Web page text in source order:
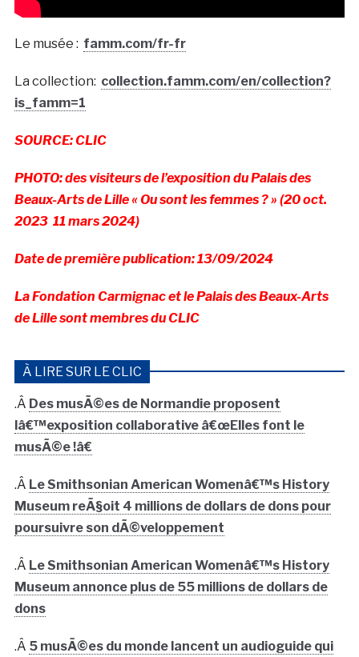
Le musée : famm.com/fr-fr
La collection: collection.famm.com/en/collection?
is_famm=1
SOURCE: CLIC
PHOTO: des visiteurs de l’exposition du Palais des
Beaux-Arts de Lille « Ou sont les femmes ? » (20 oct.
2023 11 mars 2024)
Date de première publication: 13/09/2024
La Fondation Carmignac et le Palais des Beaux-Arts
de Lille sont membres du CLIC
À LIRE SUR LE CLIC
.Â Des musÃ©es de Normandie proposent
lâ€™exposition collaborative â€œElles font le
musÃ©e !â€
.Â Le Smithsonian American Womenâ€™s History
Museum reÃ§oit 4 millions de dollars de dons pour
poursuivre son dÃ©veloppement
.Â Le Smithsonian American Womenâ€™s History
Museum annonce plus de 55 millions de dollars de
dons
.Â 5 musÃ©es du monde lancent un audioguide qui